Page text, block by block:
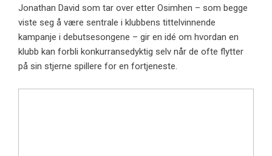
Jonathan David som tar over etter Osimhen – som begge
viste seg å være sentrale i klubbens tittelvinnende
kampanje i debutsesongene – gir en idé om hvordan en
klubb kan forbli konkurransedyktig selv når de ofte flytter
på sin stjerne spillere for en fortjeneste.